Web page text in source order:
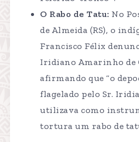
O Rabo de Tatu: No
de Almeida (RS), o
Francisco Félix
Iridiano Amarinho de
afirmando que “o
flagelado pelo Sr.
utilizava como
tortura um rabo de